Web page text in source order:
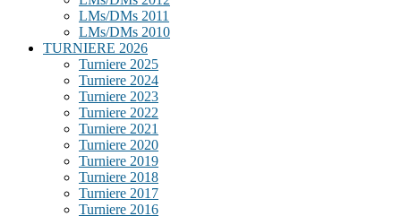
LMs/DMs 2011
LMs/DMs 2010
TURNIERE 2026
Turniere 2025
Turniere 2024
Turniere 2023
Turniere 2022
Turniere 2021
Turniere 2020
Turniere 2019
Turniere 2018
Turniere 2017
Turniere 2016